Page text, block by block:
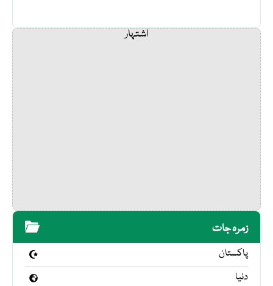
اشتہار
زمرہ جات
پاکستان
دنیا